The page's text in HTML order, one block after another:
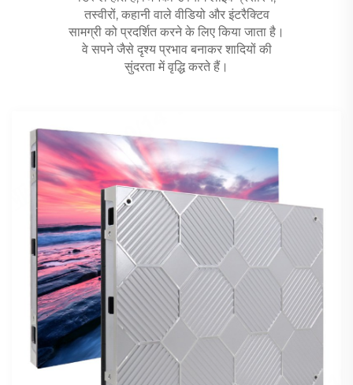
तस्वीरों, कहानी वाले वीडियो और इंटरैक्टिव
सामग्री को प्रदर्शित करने के लिए किया जाता है।
वे सपने जैसे दृश्य प्रभाव बनाकर शादियों की
सुंदरता में वृद्धि करते हैं।